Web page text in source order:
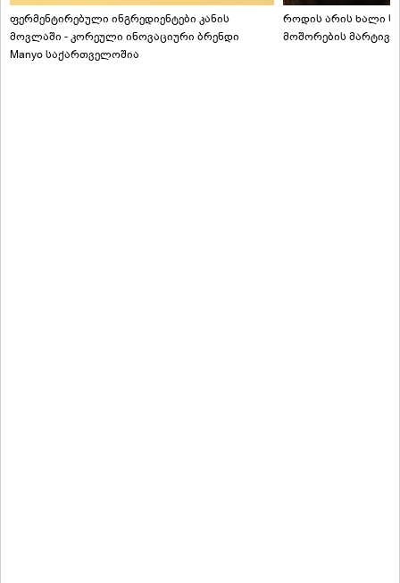
ფერმენტირებული ინგრედიენტები კანის
მოვლაში - კორეული ინოვაციური ბრენდი
Manyo საქართველოშია
როდის არის ხალი
მოშორების